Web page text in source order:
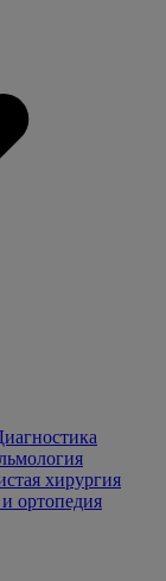
хирургия
ортопедия